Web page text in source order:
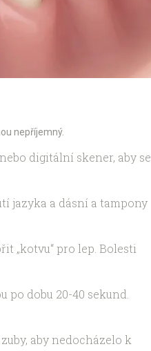
nepříjemný.
digitální skener, aby se
jazyka a dásní a tampony
„kotvu“ pro lep. Bolesti
po dobu 20-40 sekund.
aby nedocházelo k